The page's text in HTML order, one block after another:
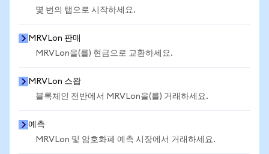
몇 번의 탭으로 시작하세요.
MRVLon 판매
MRVLon을(를) 현금으로 교환하세요.
MRVLon 스왑
블록체인 전반에서 MRVLon을(를) 거래하세요.
예측
MRVLon 및 암호화폐 예측 시장에서 거래하세요.